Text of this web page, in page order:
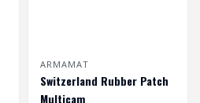
ARMAMAT
Switzerland Rubber Patch
Multicam